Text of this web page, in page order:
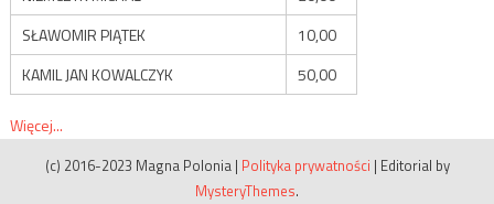
SŁAWOMIR PIĄTEK
10,00
KAMIL JAN KOWALCZYK
50,00
Więcej...
(c) 2016-2023 Magna Polonia | Polityka prywatności | Editorial by
MysteryThemes.